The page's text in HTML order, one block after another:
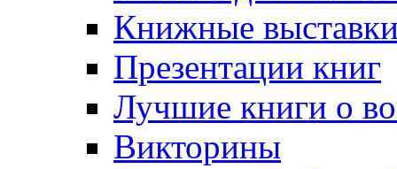
Книжные
Презентации книг
Лучшие книги о
Викторины